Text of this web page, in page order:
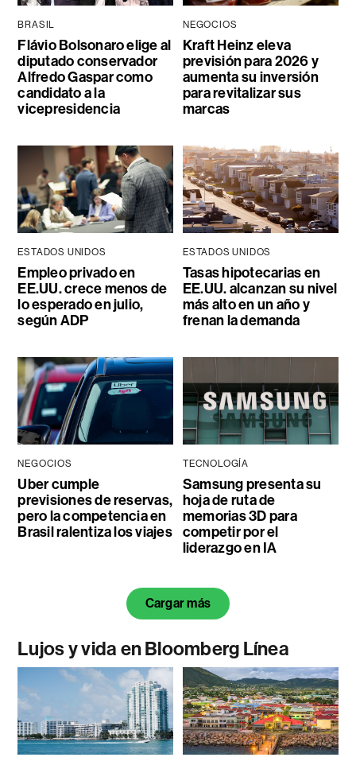
BRASIL
Flávio Bolsonaro elige al
diputado conservador
Alfredo Gaspar como
candidato a la
vicepresidencia
NEGOCIOS
Kraft Heinz eleva
previsión para 2026 y
aumenta su inversión
para revitalizar sus
marcas
ESTADOS UNIDOS
Empleo privado en
EE.UU. crece menos de
lo esperado en julio,
según ADP
ESTADOS UNIDOS
Tasas hipotecarias en
EE.UU. alcanzan su nivel
más alto en un año y
frenan la demanda
NEGOCIOS
Uber cumple
previsiones de reservas,
pero la competencia en
Brasil ralentiza los viajes
TECNOLOGÍA
Samsung presenta su
hoja de ruta de
memorias 3D para
competir por el
liderazgo en IA
Cargar más
Lujos y vida en Bloomberg Línea